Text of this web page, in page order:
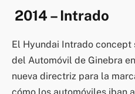
2014 – Intrado
El Hyundai Intrado concept
del Automóvil de Ginebra
nueva directriz para la